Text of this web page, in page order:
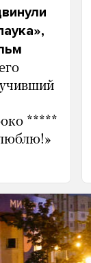
*****